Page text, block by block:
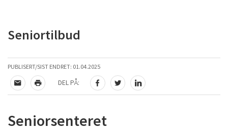
Seniortilbud
PUBLISERT/SIST ENDRET: 01.04.2025
TIPS EN VENN
SKRIV UT
DEL PÅ:
DEL PÅ FACEBOOK
DEL PÅ TWITTER
DEL PÅ LINKEDIN
Seniorsenteret